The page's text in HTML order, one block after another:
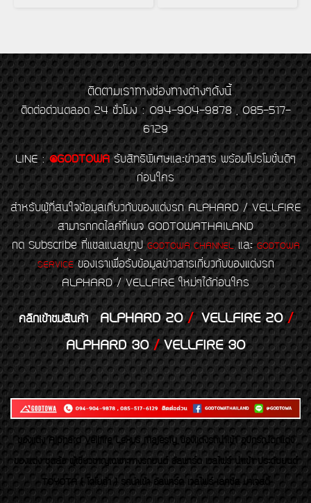
ติดตามเราทางช่องทางต่างๆดังนี้
ติดต่อด่วนตลอด 24 ชั่วโมง : 094-904-9878 , 085-517-
6129
LINE : @GODTOWA รับสิทธิพิเศษและข่าวสาร พร้อมโปรโมชั่นดีๆ
ก่อนใคร
สำหรับผู้ที่สนใจข้อมูลเกี่ยวกับของแต่งรถ ALPHARD / VELLFIRE
สามารถกดไลค์ที่เพจ GODTOWATHAILAND
กด Subscribe ที่แชลแนลยูทูป GODTOWA CHANNELและGODTOWA
SERVICEของเราเพื่อรับข้อมูลข่าวสารเกี่ยวกับของแต่งรถ
ALPHARD / VELLFIRE ใหม่ๆได้ก่อนใคร
คลิกเข้าชมสินค้า ALPHARD 20/VELLFIRE 20/
ALPHARD 30/VELLFIRE 30
ของเเต่ง Alphard Vellfire Lexus Majesty ของเเต่งรถนำเข้า อุปกรณ์ตกแต่ง
ของแต่ง ชุดล้อ ผู้เชี่ยวชาญเฉพาะทางรถยนต์ อัลพาร์ด เวลไฟร์ นำเข้า ประดับยนต์
TOYOTA ( โตโยต้า ) รถนำเข้า อัลพาร์ด เวลไฟร์ เลกซัส มาเจสตี้